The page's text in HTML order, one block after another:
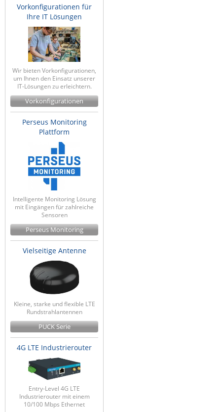
Vorkonfigurationen für
Ihre IT Lösungen
Wir bieten Vorkonfigurationen,
um Ihnen den Einsatz unserer
IT-Lösungen zu erleichtern.
Vorkonfigurationen
Perseus Monitoring
Plattform
Intelligente Monitoring Lösung
mit Eingängen für zahlreiche
Sensoren
Perseus Monitoring
Vielseitige Antenne
Kleine, starke und flexible LTE
Rundstrahlantennen
PUCK Serie
4G LTE Industrierouter
Entry-Level 4G LTE
Industrierouter mit einem
10/100 Mbps Ethernet